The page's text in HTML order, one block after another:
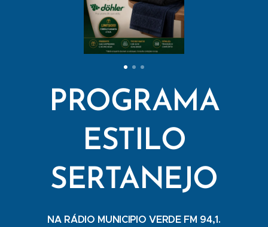
PROGRAMA
ESTILO
SERTANEJO
NA RÁDIO MUNICIPIO VERDE FM 94,1.